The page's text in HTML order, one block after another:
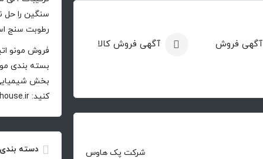
رطوبت سنج
فروش مونو
بسته بندی
کنید: https://packhouse.ir
آگهی فروش آگهی فروش کالا
شرکت پک هاوس دسته بندی